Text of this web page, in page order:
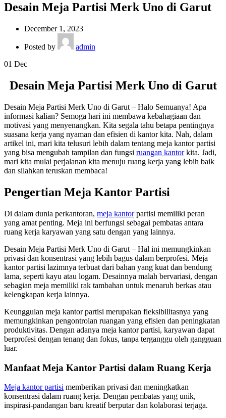
Desain Meja Partisi Merk Uno di Garut
December 1, 2023
Posted by
admin
01 Dec
Desain Meja Partisi Merk Uno di Garut
Desain Meja Partisi Merk Uno di Garut – Halo Semuanya! Apa
informasi kalian? Semoga hari ini membawa kebahagiaan dan
motivasi yang menyenangkan. Kita segala tahu betapa pentingnya
suasana kerja yang nyaman dan efisien di kantor kita. Nah, dalam
artikel ini, mari kita telusuri lebih dalam tentang meja kantor partisi
yang bisa mengubah tampilan dan fungsi ruangan kantorkita. Jadi,
mari kita mulai perjalanan kita menuju ruang kerja yang lebih baik
dan silahkan teruskan membaca!
Pengertian Meja Kantor Partisi
Di dalam dunia perkantoran, meja kantorpartisi memiliki peran
yang amat penting. Meja ini berfungsi sebagai pembatas antara
ruang kerja karyawan yang satu dengan yang lainnya.
Desain Meja Partisi Merk Uno di Garut – Hal ini memungkinkan
privasi dan konsentrasi yang lebih bagus dalam berprofesi. Meja
kantor partisi lazimnya terbuat dari bahan yang kuat dan bendung
lama, seperti kayu atau logam. Desainnya malah bervariasi, dengan
sebagian meja memiliki rak tambahan untuk menaruh berkas atau
kelengkapan kerja lainnya.
Keunggulan meja kantor partisi merupakan fleksibilitasnya yang
memungkinkan pengontrolan ruangan yang efisien dan peningkatan
produktivitas. Dengan adanya meja kantor partisi, karyawan dapat
berprofesi dengan tenang dan fokus, tanpa terganggu oleh gangguan
luar.
Manfaat Meja Kantor Partisi dalam Ruang Kerja
Meja kantor partisi memberikan privasi dan meningkatkan
konsentrasi dalam ruang kerja. Dengan pembatas yang unik,
inspirasi-pandangan baru kreatif berputar dan kolaborasi terjaga.